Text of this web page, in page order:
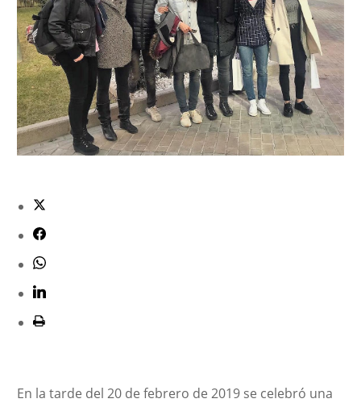
En la tarde del 20 de febrero de 2019 se celebró una